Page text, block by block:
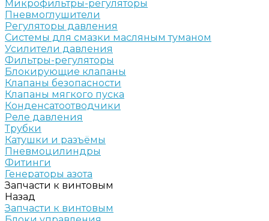
Микрофильтры-регуляторы
Пневмоглушители
Регуляторы давления
Системы для смазки масляным туманом
Усилители давления
Фильтры-регуляторы
Блокирующие клапаны
Клапаны безопасности
Клапаны мягкого пуска
Конденсатоотводчики
Реле давления
Трубки
Катушки и разъёмы
Пневмоцилиндры
Фитинги
Генераторы азота
Запчасти к винтовым
Назад
Запчасти к винтовым